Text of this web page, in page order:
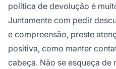
política de devolução é
Juntamente com pedir
e compreensão, preste
positiva, como manter
cabeça. Não se esqueça de